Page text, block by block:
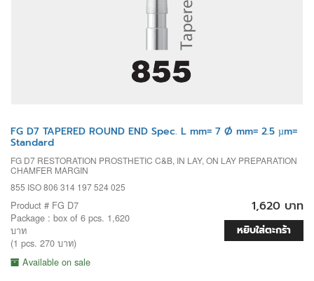
FG D7 TAPERED ROUND END Spec. L mm= 7 Ø mm= 2.5 µm=
Standard
FG D7 RESTORATION PROSTHETIC C&B, IN LAY, ON LAY PREPARATION
CHAMFER MARGIN
855 ISO 806 314 197 524 025
Product # FG D7
Package : box of 6 pcs. 1,620
บาท
(1 pcs. 270 บาท)
Available on sale
1,620 บาท
หยิบใส่ตะกร้า